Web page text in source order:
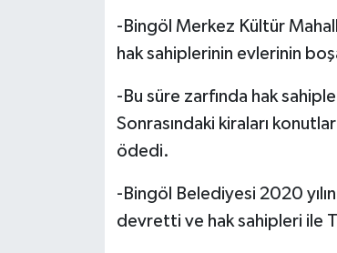
-Bingöl Merkez Kültür
hak sahiplerinin evlerinin
-Bu süre zarfında hak
Sonrasındaki kiraları
ödedi.
-Bingöl Belediyesi 2020
devretti ve hak sahipleri ile